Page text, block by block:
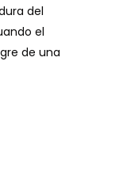
del
el
de una